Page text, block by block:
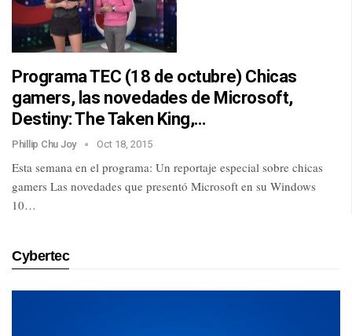
Programa TEC (18 de octubre) Chicas
gamers, las novedades de Microsoft,
Destiny: The Taken King,…
Phillip Chu Joy Oct 18, 2015
Esta semana en el programa: Un reportaje especial sobre chicas
gamers Las novedades que presentó Microsoft en su Windows
10…
Cybertec